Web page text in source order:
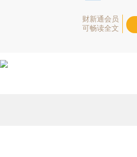
财新通会员
可畅读全文